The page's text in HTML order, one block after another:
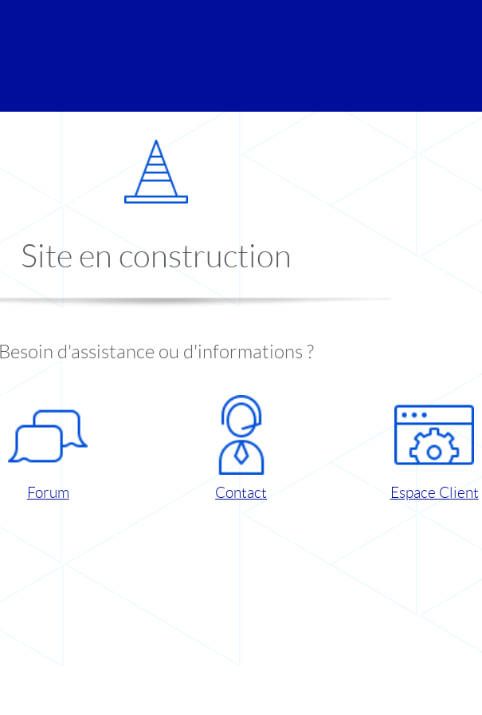
Site en construction
Besoin d'assistance ou d'informations ?
Forum Contact Espace Client